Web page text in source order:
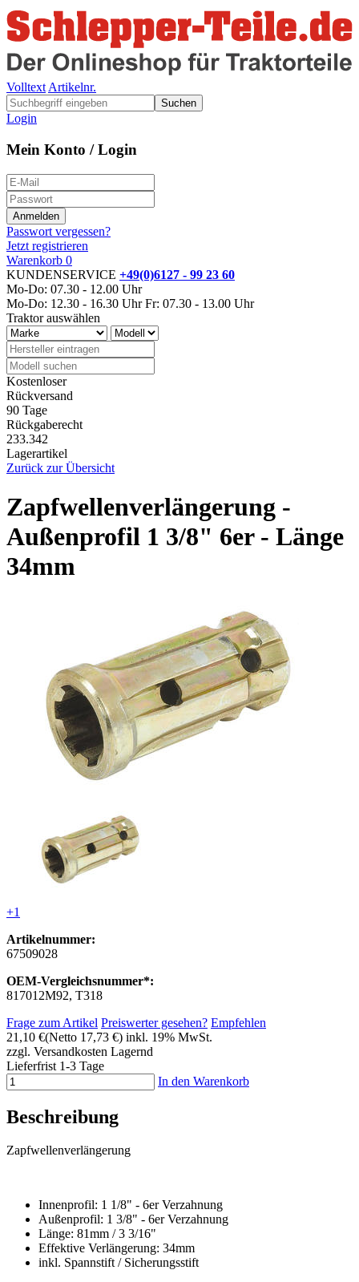
Volltext Artikelnr.
Suchen
Login
Mein Konto / Login
Passwort vergessen?
Jetzt registrieren
Warenkorb 0
KUNDENSERVICE +49(0)6127 - 99 23 60
Mo-Do: 07.30 - 12.00 Uhr
Mo-Do: 12.30 - 16.30 Uhr Fr: 07.30 - 13.00 Uhr
Traktor auswählen
Kostenloser
Rückversand
90 Tage
Rückgaberecht
233.342
Lagerartikel
Zurück zur Übersicht
Zapfwellenverlängerung -
Außenprofil 1 3/8" 6er - Länge
34mm
+1
Artikelnummer:
67509028
OEM-Vergleichsnummer*:
817012M92, T318
Frage zum Artikel Preiswerter gesehen? Empfehlen
21,10 €(Netto 17,73 €) inkl. 19% MwSt.
zzgl. Versandkosten Lagernd
Lieferfrist 1-3 Tage
In den Warenkorb
Beschreibung
Zapfwellenverlängerung
Innenprofil: 1 1/8" - 6er Verzahnung
Außenprofil: 1 3/8" - 6er Verzahnung
Länge: 81mm / 3 3/16"
Effektive Verlängerung: 34mm
inkl. Spannstift / Sicherungsstift